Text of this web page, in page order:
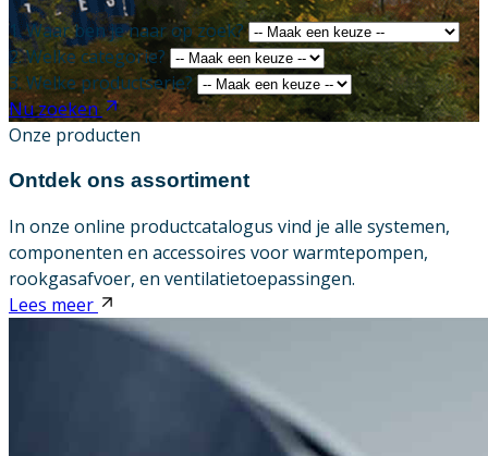
Over ons
Contact
1. Waar ben je naar op zoek?
2. Welke categorie?
3. Welke productserie?
Nu zoeken
Onze producten
Ontdek ons assortiment
In onze online productcatalogus vind je alle systemen,
componenten en accessoires voor warmtepompen,
rookgasafvoer, en ventilatietoepassingen.
Lees meer